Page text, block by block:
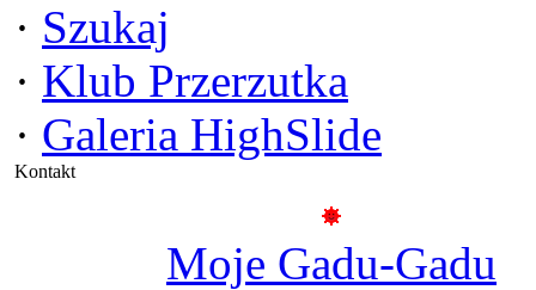
· Szukaj
· Klub Przerzutka
· Galeria HighSlide
Kontakt
Moje Gadu-Gadu